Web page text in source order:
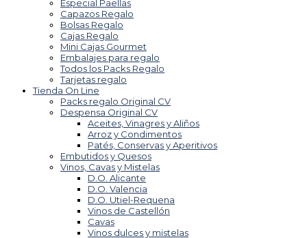
Especial Paellas
Capazos Regalo
Bolsas Regalo
Cajas Regalo
Mini Cajas Gourmet
Embalajes para regalo
Todos los Packs Regalo
Tarjetas regalo
Tienda On Line
Packs regalo Original CV
Despensa Original CV
Aceites, Vinagres y Aliños
Arroz y Condimentos
Patés, Conservas y Aperitivos
Embutidos y Quesos
Vinos, Cavas y Mistelas
D.O. Alicante
D.O. Valencia
D.O. Utiel-Requena
Vinos de Castellón
Cavas
Vinos dulces y mistelas